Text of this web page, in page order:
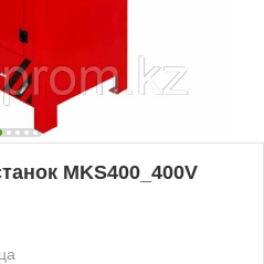
MKS400_400V